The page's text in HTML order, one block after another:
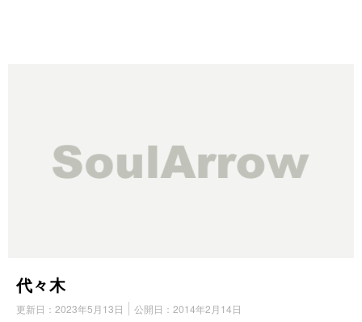
代々木
更新日： 2023年5月13日 公開日： 2014年2月14日